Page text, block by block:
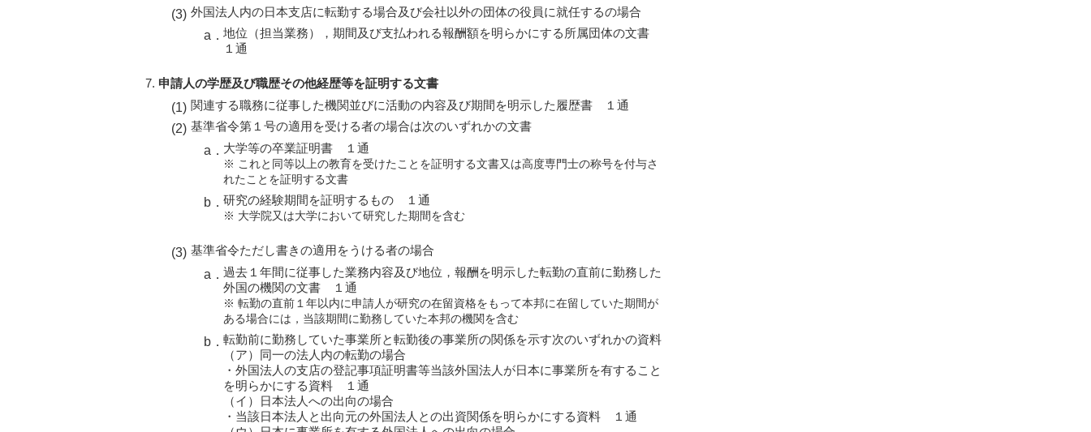
外国法人内の日本支店に転勤する場合及び会社以外の団体の役員に就任するの場合
地位（担当業務），期間及び支払われる報酬額を明らかにする所属団体の文書
１通
申請人の学歴及び職歴その他経歴等を証明する文書
関連する職務に従事した機関並びに活動の内容及び期間を明示した履歴書 １通
基準省令第１号の適用を受ける者の場合は次のいずれかの文書
大学等の卒業証明書 １通
※ これと同等以上の教育を受けたことを証明する文書又は高度専門士の称号を付与さ
れたことを証明する文書
研究の経験期間を証明するもの １通
※ 大学院又は大学において研究した期間を含む
基準省令ただし書きの適用をうける者の場合
過去１年間に従事した業務内容及び地位，報酬を明示した転勤の直前に勤務した
外国の機関の文書 １通
※ 転勤の直前１年以内に申請人が研究の在留資格をもって本邦に在留していた期間が
ある場合には，当該期間に勤務していた本邦の機関を含む
転勤前に勤務していた事業所と転勤後の事業所の関係を示す次のいずれかの資料
（ア）同一の法人内の転勤の場合
・外国法人の支店の登記事項証明書等当該外国法人が日本に事業所を有すること
を明らかにする資料 １通
（イ）日本法人への出向の場合
・当該日本法人と出向元の外国法人との出資関係を明らかにする資料 １通